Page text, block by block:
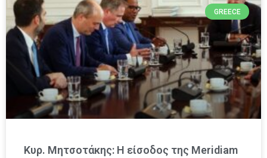
GREECE
Κυρ. Μητσοτάκης: Η είσοδος της Meridiam